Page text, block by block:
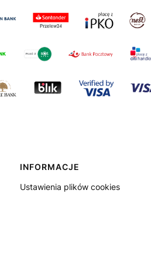
INFORMACJE
Ustawienia plików cookies